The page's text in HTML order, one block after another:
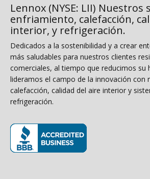
Lennox (NYSE: LII) Nuestros
enfriamiento, calefacción,
interior, y refrigeración.
Dedicados a la sostenibilidad y a crear
más saludables para nuestros clientes
comerciales, al tiempo que reducimos su
lideramos el campo de la innovación con
calefacción, calidad del aire interior y
refrigeración.